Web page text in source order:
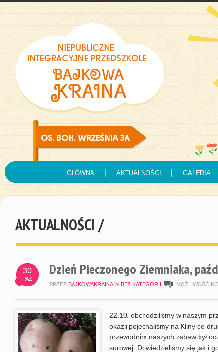
GŁÓWNA AKTUALNOŚCI GALERIA
AKTUALNOŚCI /
30
PAŹ
Dzień Pieczonego Ziemniaka,
PRZEZ BAJKOWAKRAINA W BEZ KATEGORII MOŻLIWOŚĆ
22.10. obchodziliśmy w naszym
okazji pojechaliśmy na Kliny do
przewodnim naszych zabaw był
surowej. Dowiedzieliśmy się jak i